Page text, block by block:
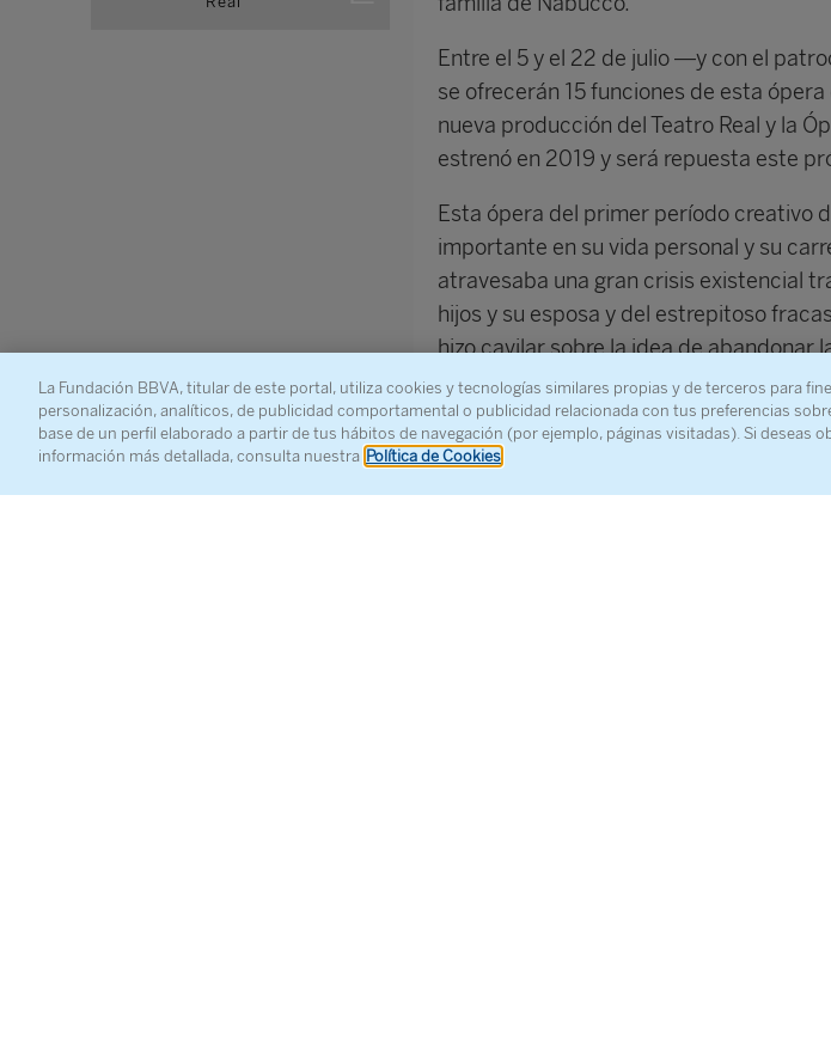
Entre el 5 y el 22 de julio —y con el
se ofrecerán 15 funciones de esta ópera
nueva producción del Teatro Real y la
estrenó en 2019 y será repuesta este
Esta ópera del primer período creativo
importante en su vida personal y su
atravesaba una gran crisis existencial
hijos y su esposa y del estrepitoso
hizo cavilar sobre la idea de abandonar
fortuito con el director de La Scala, que
ópera con libreto bíblico de Temistocle
pueblo judío a la invasión de las huestes
La Fundación BBVA, titular de este portal, utiliza cookies y tecnologías similares propias y de terceros para
personalización, analíticos, de publicidad comportamental o publicidad relacionada con tus preferencias
base de un perfil elaborado a partir de tus hábitos de navegación (por ejemplo, páginas visitadas). Si deseas
información más detallada, consulta nuestra Política de Cookies